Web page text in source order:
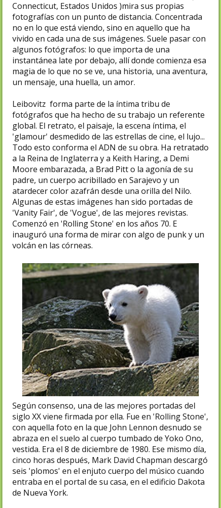
Connecticut, Estados Unidos )mira sus propias
fotografías con un punto de distancia. Concentrada
no en lo que está viendo, sino en aquello que ha
vivido en cada una de sus imágenes. Suele pasar con
algunos fotógrafos: lo que importa de una
instantánea late por debajo, allí donde comienza esa
magia de lo que no se ve, una historia, una aventura,
un mensaje, una huella, un amor.
Leibovitz forma parte de la íntima tribu de
fotógrafos que ha hecho de su trabajo un referente
global. El retrato, el paisaje, la escena íntima, el
'glamour' desmedido de las estrellas de cine, el lujo...
Todo esto conforma el ADN de su obra. Ha retratado
a la Reina de Inglaterra y a Keith Haring, a Demi
Moore embarazada, a Brad Pitt o la agonía de su
padre, un cuerpo acribillado en Sarajevo y un
atardecer color azafrán desde una orilla del Nilo.
Algunas de estas imágenes han sido portadas de
'Vanity Fair', de 'Vogue', de las mejores revistas.
Comenzó en 'Rolling Stone' en los años 70. E
inauguró una forma de mirar con algo de punk y un
volcán en las córneas.
Según consenso, una de las mejores portadas del
siglo XX viene firmada por ella. Fue en 'Rolling Stone',
con aquella foto en la que John Lennon desnudo se
abraza en el suelo al cuerpo tumbado de Yoko Ono,
vestida. Era el 8 de diciembre de 1980. Ese mismo día,
cinco horas después, Mark David Chapman descargó
seis 'plomos' en el enjuto cuerpo del músico cuando
entraba en el portal de su casa, en el edificio Dakota
de Nueva York.